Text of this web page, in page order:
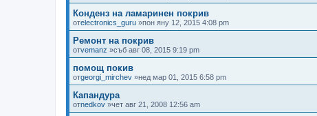
Конденз на ламаринен покрив
отelectronics_guru »пон яну 12, 2015 4:08 pm
Ремонт на покрив
отvemanz »съб авг 08, 2015 9:19 pm
помощ покив
отgeorgi_mirchev »нед мар 01, 2015 6:58 pm
Капандура
отnedkov »чет авг 21, 2008 12:56 am